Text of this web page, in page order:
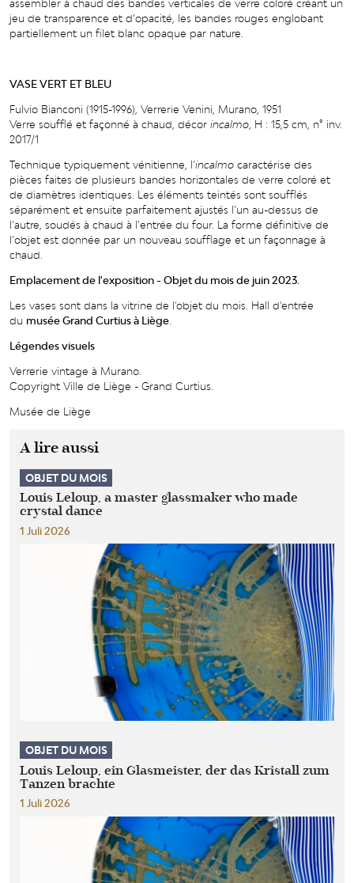
assembler à chaud des bandes verticales de verre coloré créant un
jeu de transparence et d’opacité, les bandes rouges englobant
partiellement un filet blanc opaque par nature.
VASE VERT ET BLEU
Fulvio Bianconi (1915-1996), Verrerie Venini, Murano, 1951
Verre soufflé et façonné à chaud, décor incalmo H : 15,5 cm, n° inv.
2017/1
Technique typiquement vénitienne, l’incalmo caractérise des
pièces faites de plusieurs bandes horizontales de verre coloré et
de diamètres identiques. Les éléments teintés sont soufflés
séparément et ensuite parfaitement ajustés l’un au-dessus de
l’autre, soudés à chaud à l’entrée du four. La forme définitive de
l’objet est donnée par un nouveau soufflage et un façonnage à
chaud.
Emplacement de l'exposition - Objet du mois de juin 2023.
Les vases sont dans la vitrine de l'objet du mois. Hall d'entrée
du musée Grand Curtius à Liège
Légendes visuels
Verrerie vintage à Murano.
Copyright Ville de Liège - Grand Curtius.
Musée de Liège
A lire aussi
OBJET DU MOIS
Louis Leloup, a master glassmaker who made
crystal dance
1 Juli 2026
OBJET DU MOIS
Louis Leloup, ein Glasmeister, der das Kristall zum
Tanzen brachte
1 Juli 2026